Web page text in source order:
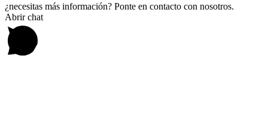
¿necesitas más información? Ponte en contacto con nosotros.
Abrir chat